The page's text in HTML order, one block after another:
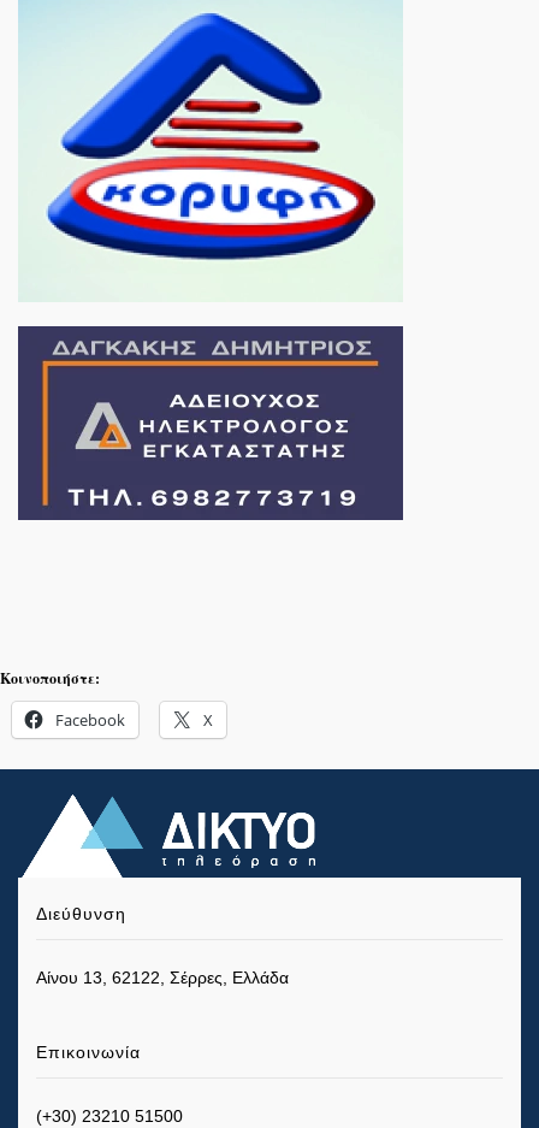
Κοινοποιήστε:
Facebook X
Διεύθυνση
Αίνου 13, 62122, Σέρρες, Ελλάδα
Επικοινωνία
(+30) 23210 51500